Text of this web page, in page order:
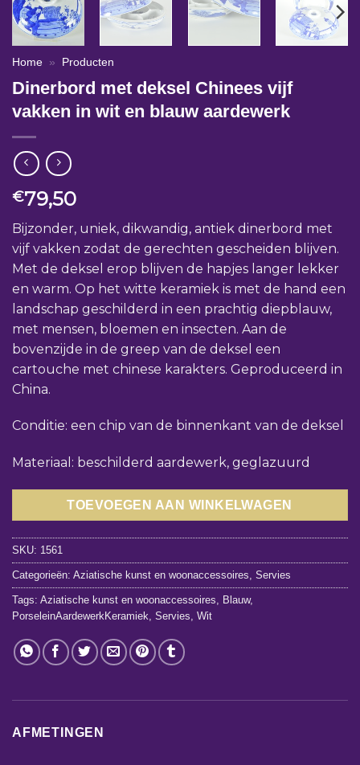
Home » Producten
Dinerbord met deksel Chinees vijf
vakken in wit en blauw aardewerk
€79,50
Bijzonder, uniek, dikwandig, antiek dinerbord met
vijf vakken zodat de gerechten gescheiden blijven.
Met de deksel erop blijven de hapjes langer lekker
en warm. Op het witte keramiek is met de hand een
landschap geschilderd in een prachtig diepblauw,
met mensen, bloemen en insecten. Aan de
bovenzijde in de greep van de deksel een
cartouche met chinese karakters. Geproduceerd in
China.
Conditie: een chip van de binnenkant van de deksel
Materiaal: beschilderd aardewerk, geglazuurd
TOEVOEGEN AAN WINKELWAGEN
SKU: 1561
Categorieën: Aziatische kunst en woonaccessoires Servies
Tags: Aziatische kunst en woonaccessoires Blauw,
PorseleinAardewerkKeramiek Servies Wit
AFMETINGEN